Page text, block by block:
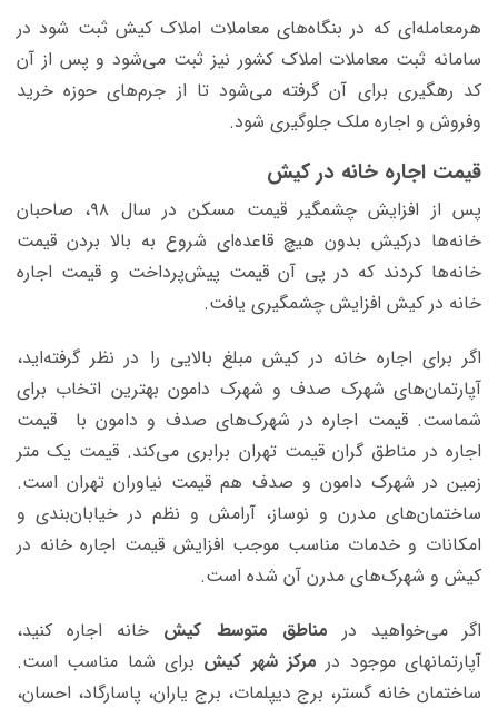
هرمعامله‌ای که در بنگاه‌های معاملات املاک کیش ثبت شود در
سامانه ثبت معاملات املاک کشور نیز ثبت می‌شود و پس از آن
کد رهگیری برای آن گرفته می‌شود تا از جرم‌های حوزه خرید
وفروش و اجاره ملک جلوگیری شود.
قیمت اجاره خانه در کیش
پس از افزایش چشمگیر قیمت مسکن در سال ۹۸، صاحبان
خانه‌ها درکیش بدون هیچ قاعده‌ای شروع به بالا بردن قیمت
خانه‌ها کردند که در پی آن قیمت پیش‌پرداخت و قیمت اجاره
خانه در کیش افزایش چشمگیری یافت.
اگر برای اجاره خانه در کیش مبلغ بالایی را در نظر گرفته‌اید،
آپارتمان‌های شهرک صدف و شهرک دامون بهترین اتخاب برای
شماست. قیمت اجاره در شهرک‌های صدف و دامون با قیمت
اجاره در مناطق گران قیمت تهران برابری می‌کند. قیمت یک متر
زمین در شهرک دامون و صدف هم قیمت نیاوران تهران است.
ساختمان‌های مدرن و نوساز، آرامش و نظم در خیابان‌بندی و
امکانات و خدمات مناسب موجب افزایش قیمت اجاره خانه در
کیش و شهرک‌های مدرن آن شده است.
اگر می‌خواهید در مناطق متوسط کیش خانه اجاره کنید،
آپارتمانهای موجود در مرکز شهر کیش برای شما مناسب است.
ساختمان خانه گستر، برج دیپلمات، برج یاران، پاسارگاد، احسان،